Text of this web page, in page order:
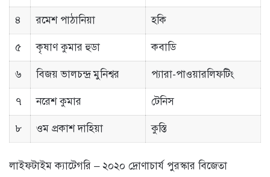
৪ রমেশ পাঠানিয়া হকি
৫ কৃষাণ কুমার হুডা কবাডি
৬ বিজয় ভালচন্দ্র মুনিশ্বর প্যারা-পাওয়ারলিফটিং
৭ নরেশ কুমার টেনিস
৮ ওম প্রকাশ দাহিয়া কুস্তি
লাইফটাইম ক্যাটেগরি – ২০২০ দ্রোণাচার্য পুরস্কার বিজেতা